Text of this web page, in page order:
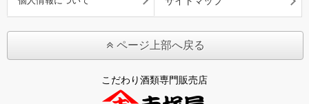
ページ上部へ戻る
こだわり酒類専門販売店